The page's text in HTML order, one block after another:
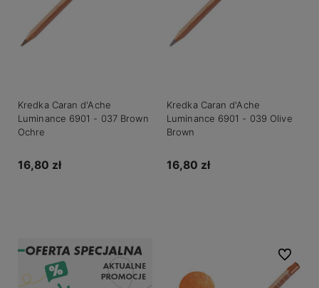
Kredka Caran d'Ache
Luminance 6901 - 037 Brown
Ochre
16,80 zł
Kredka Caran d'Ache
Luminance 6901 - 039 Olive
Brown
16,80 zł
Do